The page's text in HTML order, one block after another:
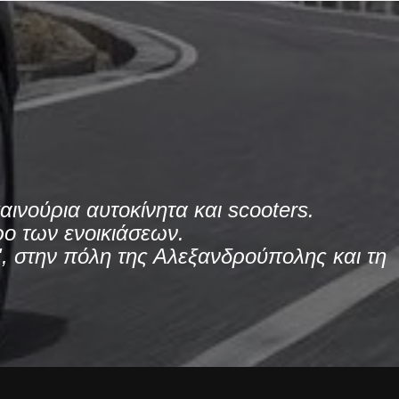
αυτοκίνητα και scooters.
των ενοικιάσεων.
στην πόλη της Αλεξανδρούπολης και τη